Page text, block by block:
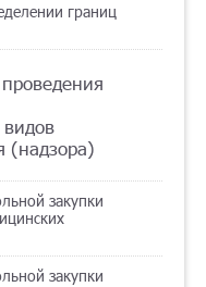
границ
(надзора)
закупки
закупки